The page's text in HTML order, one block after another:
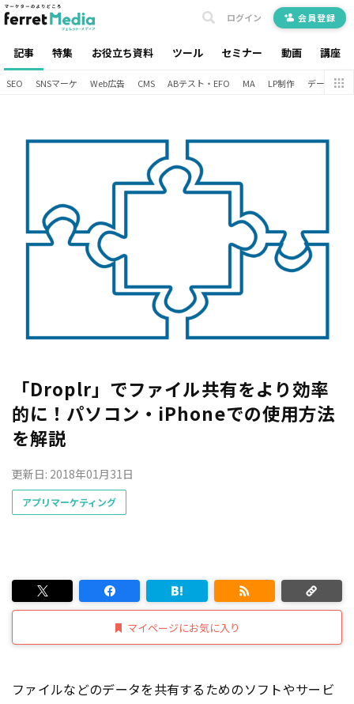
記事 特集 お役立ち資料 ツール セミナー 動画 講座
ログイン 会員登録
SEO SNSマーケ Web広告 CMS ABテスト・EFO MA LP制作 データ分析
「Droplr」でファイル共有をより効率
的に！パソコン・iPhoneでの使用方法
を解説
更新日: 2018年01月31日
アプリマーケティング
マイページにお気に入り
ファイルなどのデータを共有するためのソフトやサービ